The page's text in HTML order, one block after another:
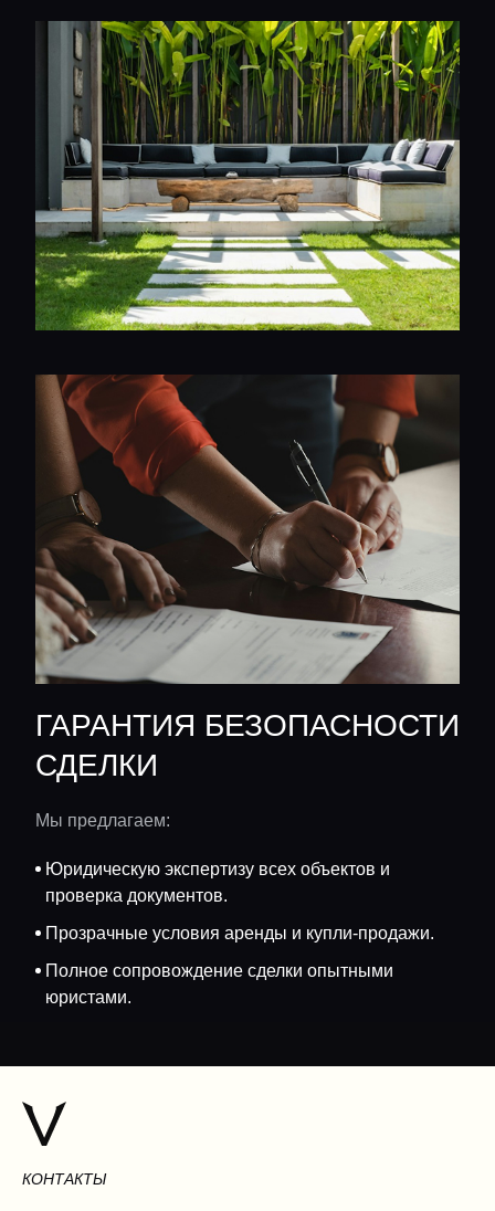
ГАРАНТИЯ БЕЗОПАСНОСТИ
СДЕЛКИ
Мы предлагаем:
Юридическую экспертизу всех объектов и
проверка документов.
Прозрачные условия аренды и купли-продажи.
Полное сопровождение сделки опытными
юристами.
КОНТАКТЫ